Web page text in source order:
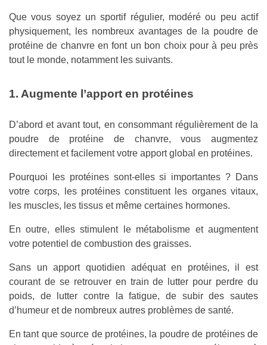
Que vous soyez un sportif régulier, modéré ou peu actif
physiquement, les nombreux avantages de la poudre de
protéine de chanvre en font un bon choix pour à peu près
tout le monde, notamment les suivants.
1. Augmente l’apport en protéines
D’abord et avant tout, en consommant régulièrement de la
poudre de protéine de chanvre, vous augmentez
directement et facilement votre apport global en protéines.
Pourquoi les protéines sont-elles si importantes ? Dans
votre corps, les protéines constituent les organes vitaux,
les muscles, les tissus et même certaines hormones.
En outre, elles stimulent le métabolisme et augmentent
votre potentiel de combustion des graisses.
Sans un apport quotidien adéquat en protéines, il est
courant de se retrouver en train de lutter pour perdre du
poids, de lutter contre la fatigue, de subir des sautes
d’humeur et de nombreux autres problèmes de santé.
En tant que source de protéines, la poudre de protéines de